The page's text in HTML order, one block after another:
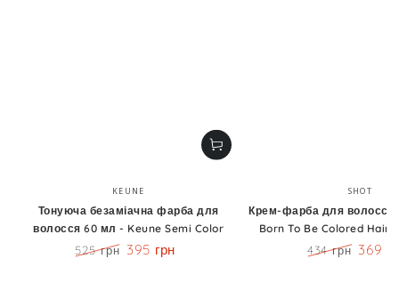
Бренд:
KEUNE
Тонуюча безаміачна фарба для
волосся 60 мл - Keune Semi Color
525 грн 395 грн
SHOT
Крем-фарба для волосся
Born To Be Colored Hair
434 грн 369